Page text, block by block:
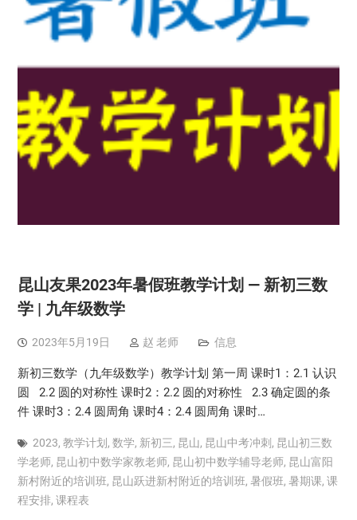
昆山友果2023年暑假班教学计划 — 新初三数
学 | 九年级数学
2023年5月19日 赵 老师 信息
新初三数学（九年级数学）教学计划 第一周 课时1：2.1 认识
圆 2.2 圆的对称性 课时2：2.2 圆的对称性 2.3 确定圆的条
件 课时3：2.4 圆周角 课时4：2.4 圆周角 课时…
2023, 教学计划 , 数学, 新初三, 昆山, 昆山中考冲刺 , 昆山初三数
学老师, 昆山初中数学家教老师, 昆山初中数学辅导老师, 昆山富阳
新村附近的培训班, 昆山跃进新村附近的培训班, 暑假班, 暑期课, 课
程安排, 课程表